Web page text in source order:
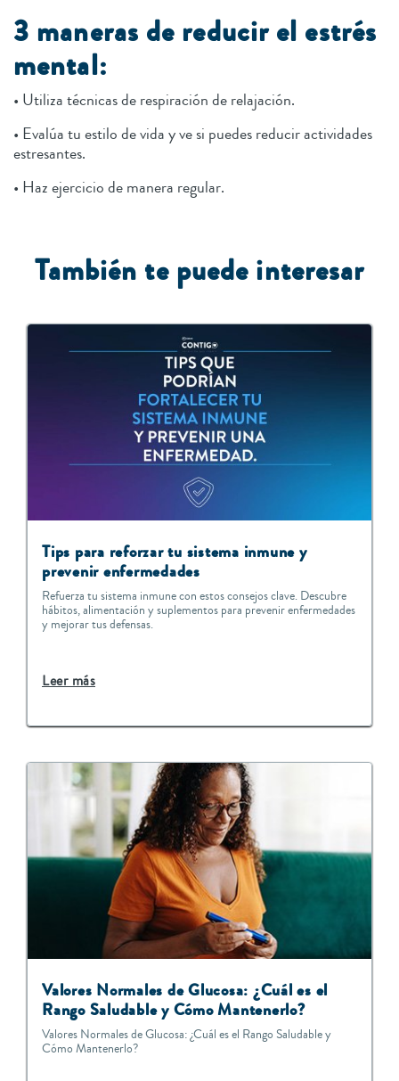
3 maneras de reducir el estrés
mental:
• Utiliza técnicas de respiración de relajación.
• Evalúa tu estilo de vida y ve si puedes reducir actividades
estresantes.
• Haz ejercicio de manera regular.
También te puede interesar
Tips para reforzar tu sistema inmune y
prevenir enfermedades
Refuerza tu sistema inmune con estos consejos clave. Descubre
hábitos, alimentación y suplementos para prevenir enfermedades
y mejorar tus defensas.
Leer más
Valores Normales de Glucosa: ¿Cuál es el
Rango Saludable y Cómo Mantenerlo?
Valores Normales de Glucosa: ¿Cuál es el Rango Saludable y
Cómo Mantenerlo?